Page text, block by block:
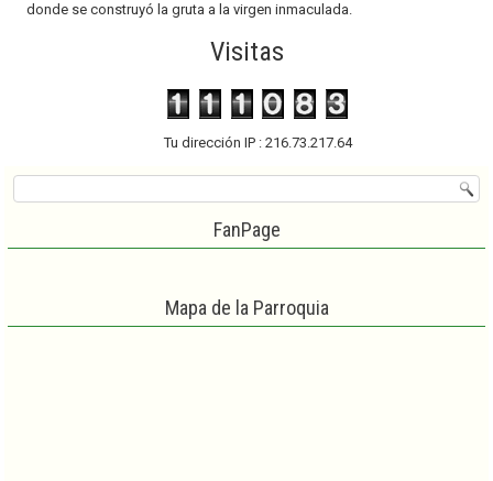
donde se construyó la gruta a la virgen inmaculada.
Visitas
Tu dirección IP : 216.73.217.64
FanPage
Mapa de la Parroquia